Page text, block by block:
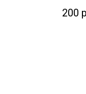
200